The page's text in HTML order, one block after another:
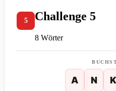
5 Challenge 5
8 Wörter
A N K